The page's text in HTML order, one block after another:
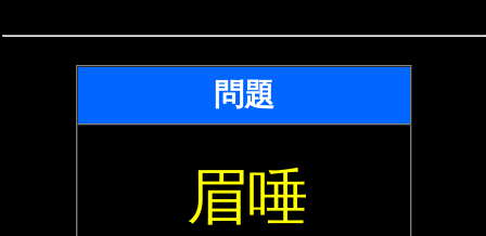
問題
眉唾